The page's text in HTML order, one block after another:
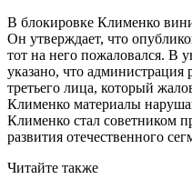
В блокировке Клименко
Он утверждает, что
тот на него пожаловался. В
указано, что администрация
третьего лица, который
Клименко материалы
Клименко стал советником
развития отечественного
Читайте также